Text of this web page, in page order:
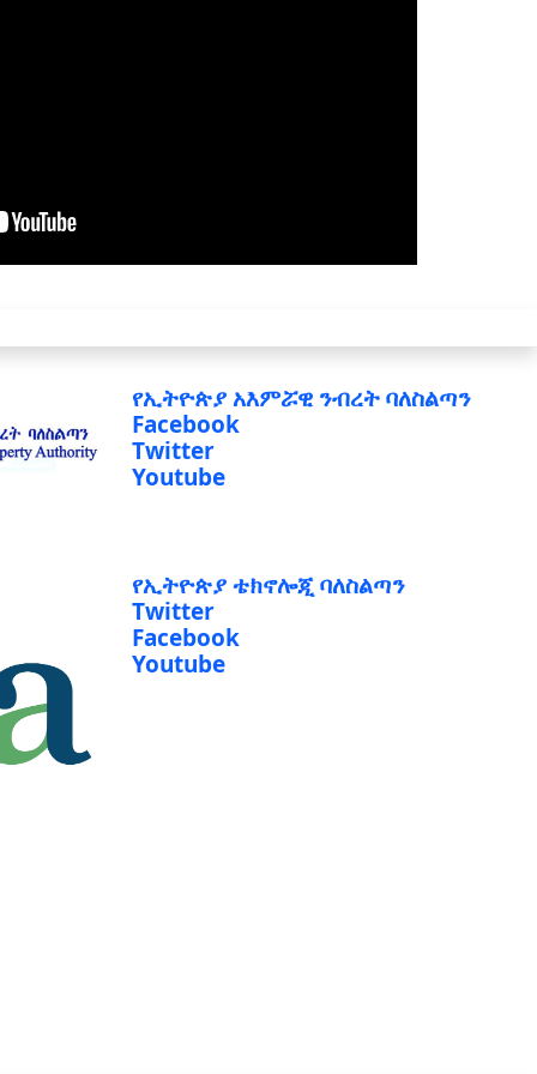
የኢትዮጵያ አእምሯዊ ንብረት ባለስልጣን
Facebook
Twitter
Youtube
የኢትዮጵያ ቴክኖሎጂ ባለስልጣን
Twitter
Facebook
Youtube